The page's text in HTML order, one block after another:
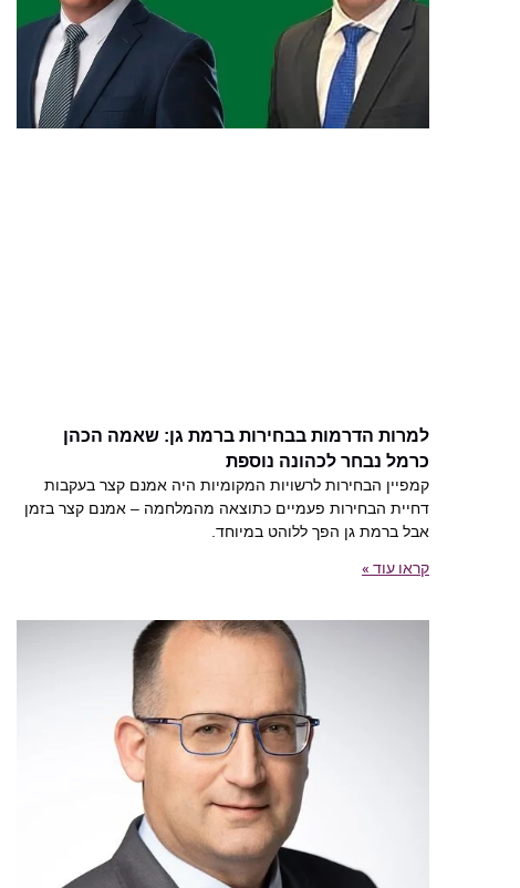
למרות הדרמות בבחירות ברמת גן: שאמה הכהן
כרמל נבחר לכהונה נוספת
קמפיין הבחירות לרשויות המקומיות היה אמנם קצר בעקבות
דחיית הבחירות פעמיים כתוצאה מהמלחמה – אמנם קצר בזמן
אבל ברמת גן הפך ללוהט במיוחד.
קראו עוד »